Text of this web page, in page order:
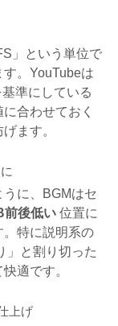
」という単位で
。YouTubeは
基準にしている
合わせておく
ます。
に、BGMはセ
前後低い 位置に
特に説明系の
」と割り切った
適です。
上げ